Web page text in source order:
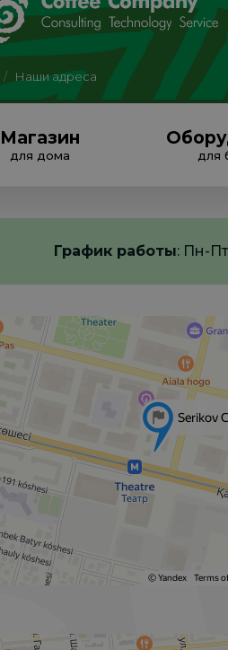
/ Наши адреса
Магазин
для дома для
График работы: Пн-